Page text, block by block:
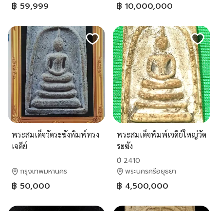
฿ 59,999 ฿ 10,000,000
พระสมเด็จวัดระฆังพิมพ์ทรง
เจดีย์
กรุงเทพมหานคร
฿ 50,000
พระสมเด็จพิมพ์เจดีย์ใหญ่วัด
ระฆัง
ปี 2410
พระนครศรีอยุธยา
฿ 4,500,000